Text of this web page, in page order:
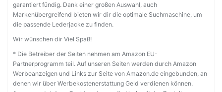
garantiert fündig. Dank einer großen Auswahl, auch
Markenübergreifend bieten wir dir die optimale Suchmaschine, um
die passende Lederjacke zu finden.
Wir wünschen dir Viel Spaß!
* Die Betreiber der Seiten nehmen am Amazon EU-
Partnerprogramm teil. Auf unseren Seiten werden durch Amazon
Werbeanzeigen und Links zur Seite von Amazon.de eingebunden, an
denen wir über Werbekostenerstattung Geld verdienen können.